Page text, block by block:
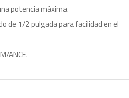
potencia máxima.
de 1/2 pulgada para facilidad en el
ANCE.